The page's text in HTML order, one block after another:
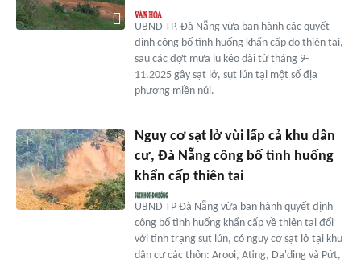
UBND TP. Đà Nẵng vừa ban hành các quyết
định công bố tình huống khẩn cấp do thiên tai,
sau các đợt mưa lũ kéo dài từ tháng 9-
11.2025 gây sạt lở, sụt lún tại một số địa
phương miền núi.
Nguy cơ sạt lở vùi lấp cả khu dân
cư, Đà Nẵng công bố tình huống
khẩn cấp thiên tai
UBND TP Đà Nẵng vừa ban hành quyết định
công bố tình huống khẩn cấp về thiên tai đối
với tình trạng sụt lún, có nguy cơ sạt lở tại khu
dân cư các thôn: Arooi, Ating, Da'ding và Pứt,